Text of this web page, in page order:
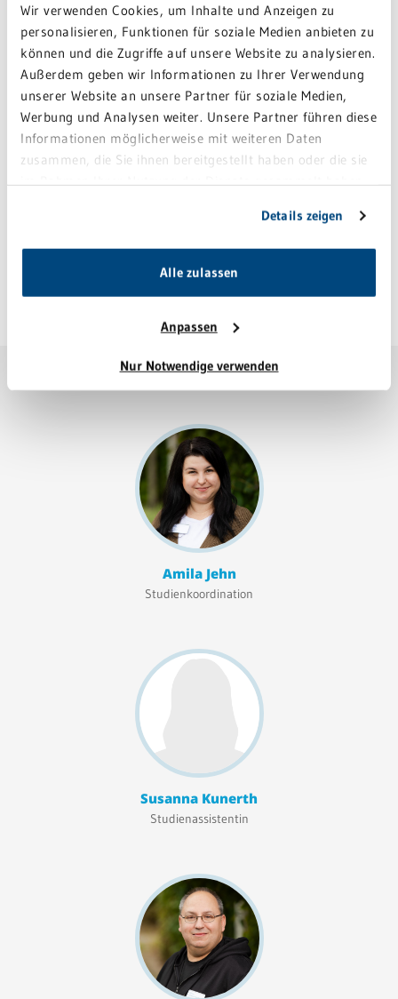
Wir verwenden Cookies, um Inhalte und Anzeigen zu
personalisieren, Funktionen für soziale Medien anbieten zu
können und die Zugriffe auf unsere Website zu analysieren.
Außerdem geben wir Informationen zu Ihrer Verwendung
unserer Website an unsere Partner für soziale Medien,
Werbung und Analysen weiter. Unsere Partner führen diese
Informationen möglicherweise mit weiteren Daten
zusammen, die Sie ihnen bereitgestellt haben oder die sie
Details zeigen
Alle zulassen
Anpassen
Nur Notwendige verwenden
Fachärztin für Innere Medizin, Kardiologie und Angiologie,
Notfallmedizin, Hypertensiologie (DHL)
Stellv. Ärztliche Leiterin Zentrale Notaufnahme
Funktionsoberärztin für Kardiologie
Amila Jehn
Studienkoordination
Susanna Kunerth
Studienassistentin